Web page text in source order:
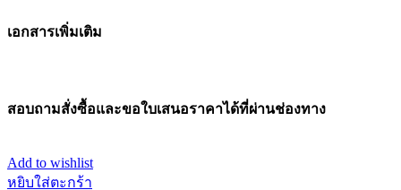
เอกสารเพิ่มเติม
สอบถามสั่งซื้อและขอใบเสนอราคาได้ที่ผ่านช่องทาง
Add to wishlist
หยิบใส่ตะกร้า